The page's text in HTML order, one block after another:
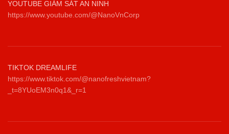
YOUTUBE GIÁM SÁT AN NINH
https://www.youtube.com/@NanoVnCorp
TIKTOK DREAMLIFE
https://www.tiktok.com/@nanofreshvietnam?
_t=8YUoEM3n0q1&_r=1